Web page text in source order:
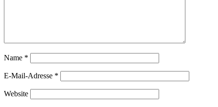
Name *
E-Mail-Adresse *
Website